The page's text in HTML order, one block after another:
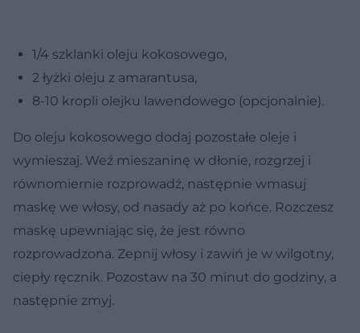
1/4 szklanki oleju kokosowego,
2 łyżki oleju z amarantusa,
8-10 kropli olejku lawendowego (opcjonalnie).
Do oleju kokosowego dodaj pozostałe oleje i
wymieszaj. Weź mieszaninę w dłonie, rozgrzej i
równomiernie rozprowadź, następnie wmasuj
maskę we włosy, od nasady aż po końce. Rozczesz
maskę upewniając się, że jest równo
rozprowadzona. Zepnij włosy i zawiń je w wilgotny,
ciepły ręcznik. Pozostaw na 30 minut do godziny, a
następnie zmyj.